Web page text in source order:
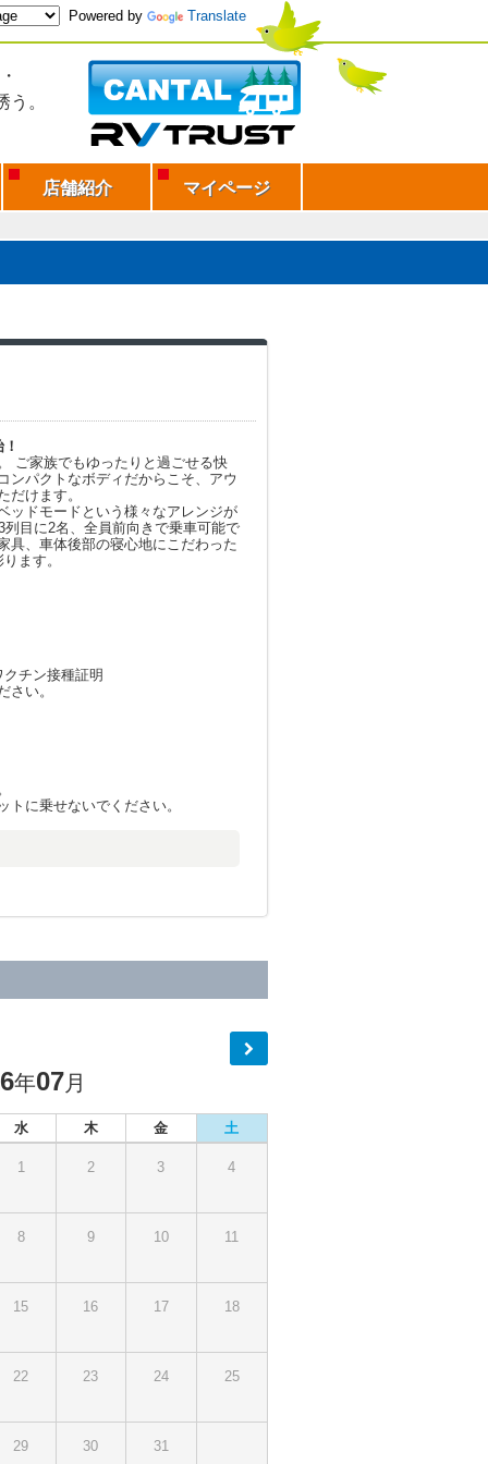
。
Powered by Translate
店舗紹介 マイページ
ご家族でもゆったりと過ごせる快
ンパクトなボディだからこそ、アウ
だけます。
ッドモードという様々なアレンジが
目に2名、全員前向きで乗車可能で
具、車体後部の寝心地にこだわった
ます。
チン接種証明
い。
トに乗せないでください。
年07月
水 木 金 土
1 2 3 4
8 9 10 11
15 16 17 18
22 23 24 25
29 30 31